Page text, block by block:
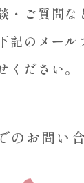
・ご質問な
記のメール
ください。
のお問い